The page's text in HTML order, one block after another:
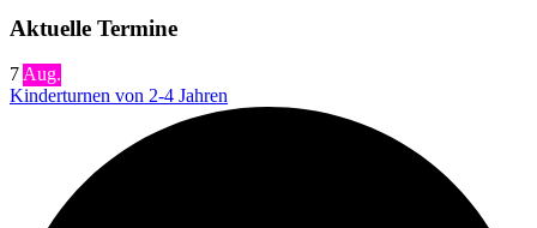
Aktuelle Termine
7Aug.
Kinderturnen von 2-4 Jahren